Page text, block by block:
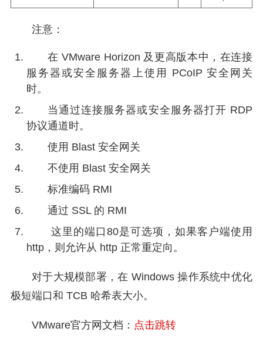
注意：
在 VMware Horizon 及更高版本中，在连接
服务器或安全服务器上使用 PCoIP 安全网关
时。
当通过连接服务器或安全服务器打开 RDP
协议通道时。
使用 Blast 安全网关
不使用 Blast 安全网关
标准编码 RMI
通过 SSL 的 RMI
这里的端口80是可选项，如果客户端使用
http，则允许从 http 正常重定向。
对于大规模部署，在 Windows 操作系统中优化
极短端口和 TCB 哈希表大小。
VMware官方网文档： 点击跳转